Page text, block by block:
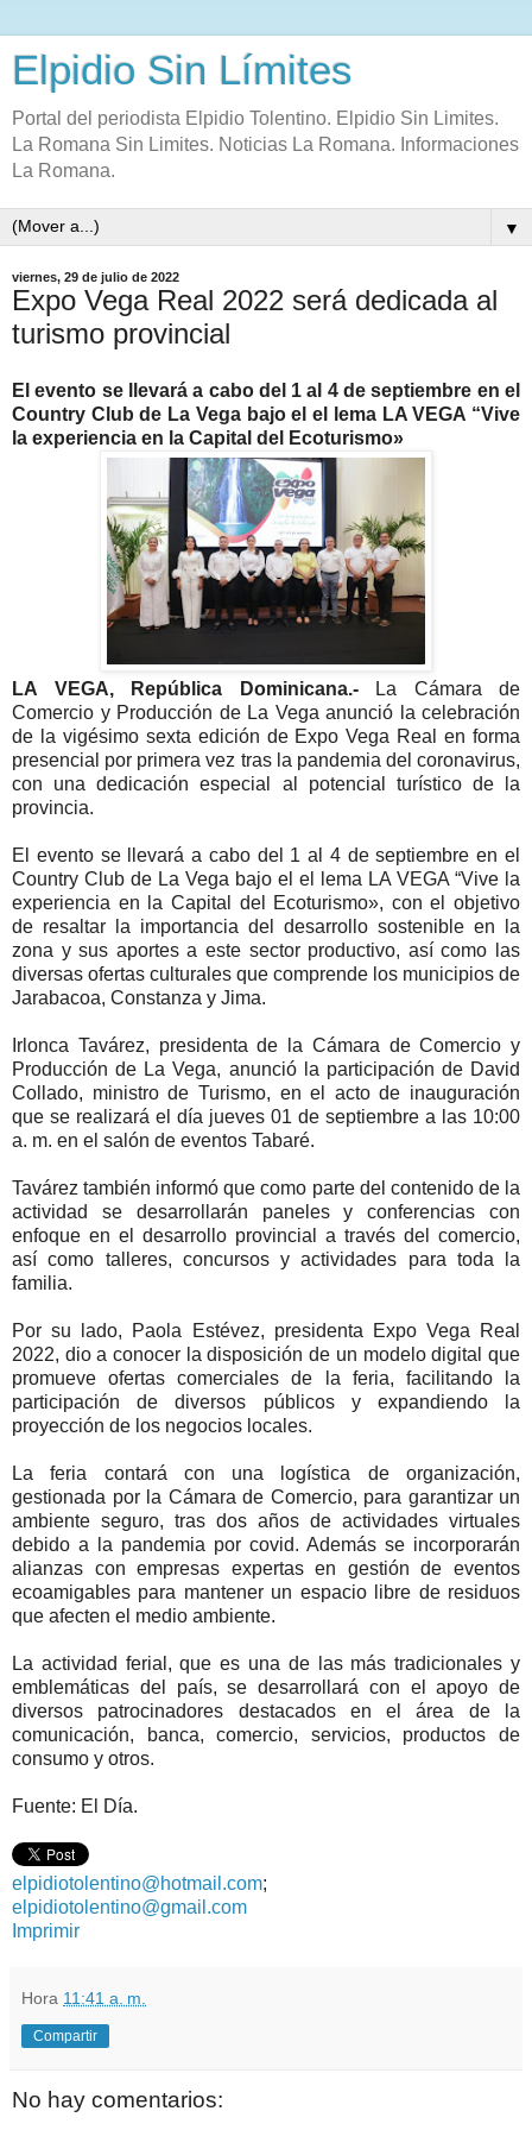
Elpidio Sin Límites
Portal del periodista Elpidio Tolentino. Elpidio Sin Limites.
La Romana Sin Limites. Noticias La Romana. Informaciones
La Romana.
▼
viernes, 29 de julio de 2022
Expo Vega Real 2022 será dedicada al
turismo provincial
El evento se llevará a cabo del 1 al 4 de septiembre en el
Country Club de La Vega bajo el el lema LA VEGA “Vive
la experiencia en la Capital del Ecoturismo»
LA VEGA, República Dominicana.-La Cámara de
Comercio y Producción de La Vega anunció la celebración
de la vigésimo sexta edición de Expo Vega Real en forma
presencial por primera vez tras la pandemia del coronavirus,
con una dedicación especial al potencial turístico de la
provincia.
El evento se llevará a cabo del 1 al 4 de septiembre en el
Country Club de La Vega bajo el el lema LA VEGA “Vive la
experiencia en la Capital del Ecoturismo», con el objetivo
de resaltar la importancia del desarrollo sostenible en la
zona y sus aportes a este sector productivo, así como las
diversas ofertas culturales que comprende los municipios de
Jarabacoa, Constanza y Jima.
Irlonca Tavárez, presidenta de la Cámara de Comercio y
Producción de La Vega, anunció la participación de David
Collado, ministro de Turismo, en el acto de inauguración
que se realizará el día jueves 01 de septiembre a las 10:00
a. m. en el salón de eventos Tabaré.
Tavárez también informó que como parte del contenido de la
actividad se desarrollarán paneles y conferencias con
enfoque en el desarrollo provincial a través del comercio,
así como talleres, concursos y actividades para toda la
familia.
Por su lado, Paola Estévez, presidenta Expo Vega Real
2022, dio a conocer la disposición de un modelo digital que
promueve ofertas comerciales de la feria, facilitando la
participación de diversos públicos y expandiendo la
proyección de los negocios locales.
La feria contará con una logística de organización,
gestionada por la Cámara de Comercio, para garantizar un
ambiente seguro, tras dos años de actividades virtuales
debido a la pandemia por covid. Además se incorporarán
alianzas con empresas expertas en gestión de eventos
ecoamigables para mantener un espacio libre de residuos
que afecten el medio ambiente.
La actividad ferial, que es una de las más tradicionales y
emblemáticas del país, se desarrollará con el apoyo de
diversos patrocinadores destacados en el área de la
comunicación, banca, comercio, servicios, productos de
consumo y otros.
Fuente: El Día.
elpidiotolentino@hotmail.com;
elpidiotolentino@gmail.com
Imprimir
Hora 11:41 a. m.
Compartir
No hay comentarios: